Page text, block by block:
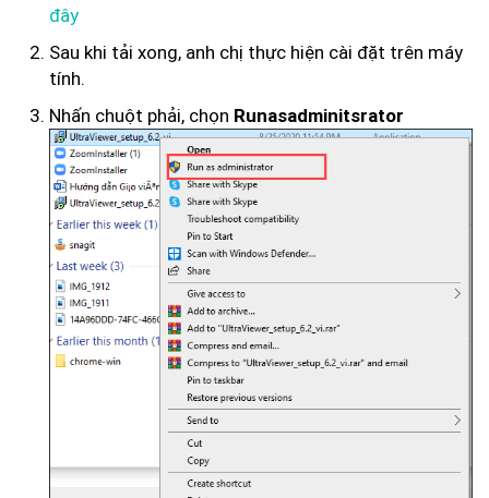
đây
Sau khi tải xong, anh chị thực hiện cài đặt trên máy
tính.
Nhấn chuột phải, chọn Runasadminitsrator